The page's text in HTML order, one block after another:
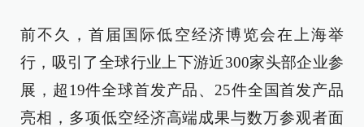
前不久，首届国际低空经济博览会在上海举
行，吸引了全球行业上下游近300家头部企业参
展，超19件全球首发产品、25件全国首发产品
亮相，多项低空经济高端成果与数万参观者面